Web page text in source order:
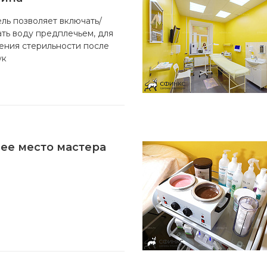
Статьи
Блог
Форум
Карта сайта
позволяет включать/
воду предплечьем, для
стерильности после
место мастера